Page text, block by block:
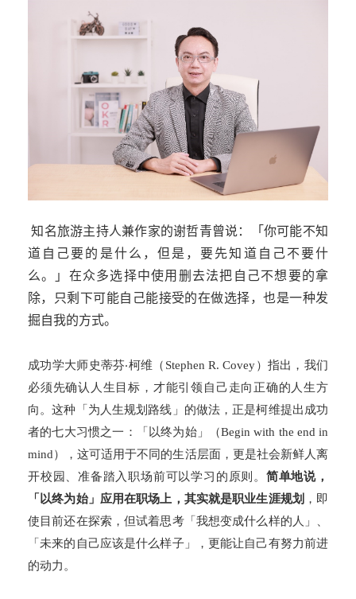
知名旅游主持人兼作家的谢哲青曾说：「你可能不知
道自己要的是什么，但是，要先知道自己不要什
么。」在众多选择中使用删去法把自己不想要的拿
除，只剩下可能自己能接受的在做选择，也是一种发
掘自我的方式。
成功学大师史蒂芬‧柯维（Stephen R. Covey）指出，我们
必须先确认人生目标，才能引领自己走向正确的人生方
向。这种「为人生规划路线」的做法，正是柯维提出成功
者的七大习惯之一：「以终为始」（Begin with the end in
mind），这可适用于不同的生活层面，更是社会新鲜人离
开校园、准备踏入职场前可以学习的原则。 简单地说，
「以终为始」应用在职场上，其实就是职业生涯规划 ，即
使目前还在探索，但试着思考「我想变成什么样的人」、
「未来的自己应该是什么样子」，更能让自己有努力前进
的动力。